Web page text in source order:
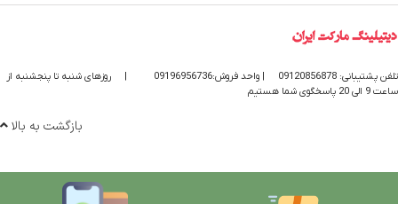
تلفن پشتیبانی: 09120856878 | واحد فروش:09196956736 |
روزهای شنبه تا پنجشنبه از
ساعت 9 الی 20 پاسخگوی شما هستیم
بازگشت به بالا